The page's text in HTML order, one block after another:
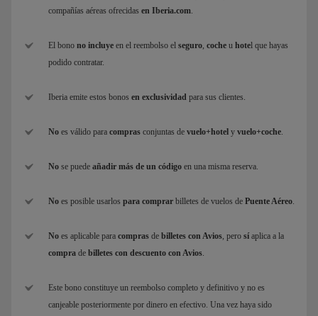
compañías aéreas ofrecidas en Iberia.com.
El bono no incluye en el reembolso el seguro, coche u hotel que hayas
podido contratar.
Iberia emite estos bonos en exclusividad para sus clientes.
No es válido para compras conjuntas de vuelo+hotel y vuelo+coche.
No se puede añadir más de un código en una misma reserva.
No es posible usarlos para comprar billetes de vuelos de Puente Aéreo.
No es aplicable para compras de billetes con Avios, pero sí aplica a la
compra de billetes con descuento con Avios.
Este bono constituye un reembolso completo y definitivo y no es
canjeable posteriormente por dinero en efectivo. Una vez haya sido